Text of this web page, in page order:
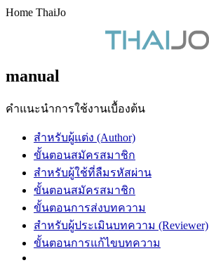
Home ThaiJo
manual
คำแนะนำการใช้งานเบื้องต้น
สำหรับผู้แต่ง (Author)
ขั้นตอนสมัครสมาชิก
สำหรับผู้ใช้ที่ลืมรหัสผ่าน
ขั้นตอนสมัครสมาชิก
ขั้นตอนการส่งบทความ
สำหรับผู้ประเมินบทความ (Reviewer)
ขั้นตอนการแก้ไขบทความ